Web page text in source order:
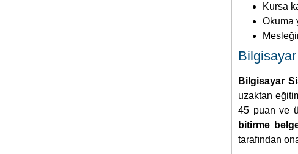
Kursa
Okuma
Bilgisayar
Bilgisayar
uzaktan
45 puan ve
bitirme
tarafından